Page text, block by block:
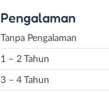
Pengalaman
Tanpa Pengalaman
1 – 2 Tahun
3 – 4 Tahun